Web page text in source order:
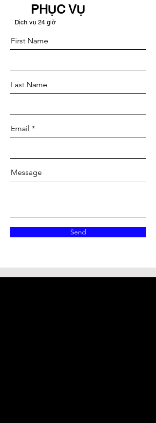
PHỤC VỤ
Dịch vụ 24 giờ
First Name
Last Name
Email
Message
Send